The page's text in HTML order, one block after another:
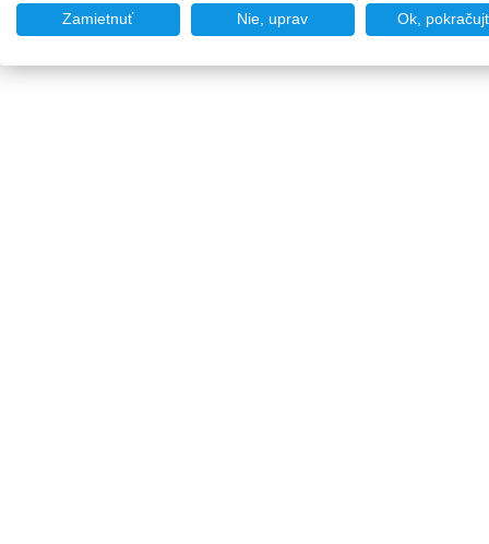
Zamietnuť Nie, uprav Ok,